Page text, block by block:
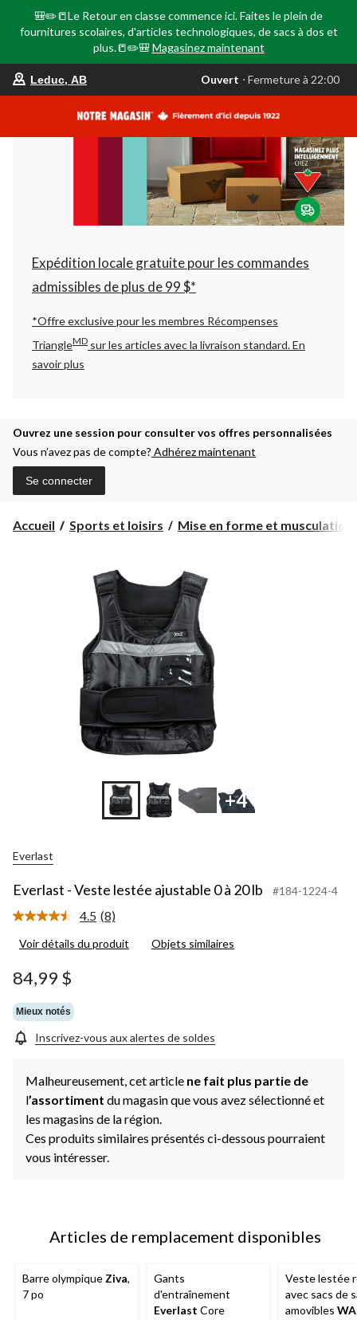
🎒✏️📒Le Retour en classe commence ici. Faites le plein de
fournitures scolaires, d'articles technologiques, de sacs à dos et
plus.📒✏️🎒 Magasinez maintenant
votre
est
AB,
Ouvert,
Fermeture
à
22:00
changer
Leduc, AB Ouvert ⋅ Fermeture à 22:00
Expédition locale gratuite pour les commandes
admissibles de plus de 99 $*
*Offre exclusive pour les membres Récompenses
TriangleMD sur les articles avec la livraison standard.En
savoir plus
Ouvrez une session pour consulter vos offres personnalisées
Vous n’avez pas de compte? Adhérez maintenant
Se connecter
Accueil Sports et loisirs Mise en forme et musculation
+4
Everlast
Everlast - Veste lestée ajustable 0 à 20 lb #184-1224-4
4.5 Lire
8
(8)
Voir détails du produit Objets similaires
84,99 $
Mieux notés
Inscrivez-vous aux alertes de soldes
Malheureusement, cet article ne fait plus partie de
l’assortiment du magasin que vous avez sélectionné et
les magasins de la région.
Ces produits similaires présentés ci-dessous pourraient
vous intéresser.
Articles de remplacement disponibles
Barre olympique Ziva,
7 po
Gants
d'entraînement
Everlast Core
Veste lestée
avec sacs de
amovibles